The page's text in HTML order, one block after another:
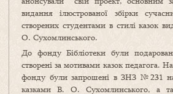
видання ілюстрованої збірки
створених студентами в стилі казок
О. Сухомлинського.
До фонду Бібліотеки були
створені за мотивами казок педагога.
фонду були запрошені в ЗНЗ №231 на
казками В. О. Сухомлинського, а